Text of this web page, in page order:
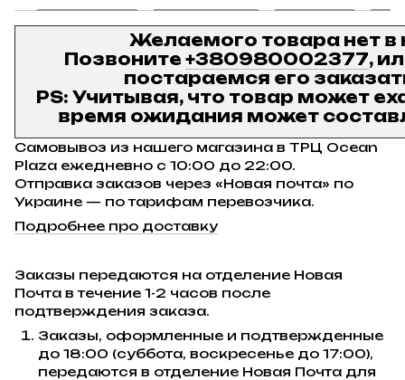
Желаемого товара нет в
Позвоните +380980002377,
постараемся его
PS: Учитывая, что товар может
время ожидания может
Самовывоз из нашего магазина в ТРЦ Ocean
Plaza ежедневно с 10:00 до 22:00.
Отправка заказов через «Новая почта» по
Украине — по тарифам перевозчика.
Подробнее про доставку
Заказы передаются на отделение Новая
Почта в течение 1-2 часов после
подтверждения заказа.
Заказы, оформленные и подтвержденные
до 18:00 (суббота, воскресенье до 17:00),
передаются в отделение Новая Почта для